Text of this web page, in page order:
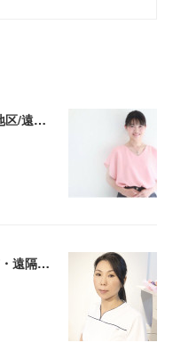
【GOLD】矢島希代子 （横浜・湘南地区/遠隔セラピー可）
【SILVER】田淵 朋子（島根県松江市・遠隔セラピー可）